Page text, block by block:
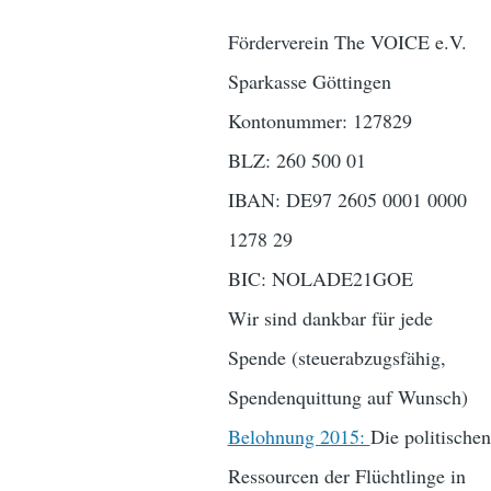
Förderverein The VOICE e.V.
Sparkasse Göttingen
Kontonummer: 127829
BLZ: 260 500 01
IBAN: DE97 2605 0001 0000
1278 29
BIC: NOLADE21GOE
Wir sind dankbar für jede
Spende (steuerabzugsfähig,
Spendenquittung auf Wunsch)
Belohnung 2015: Die politischen
Ressourcen der Flüchtlinge in